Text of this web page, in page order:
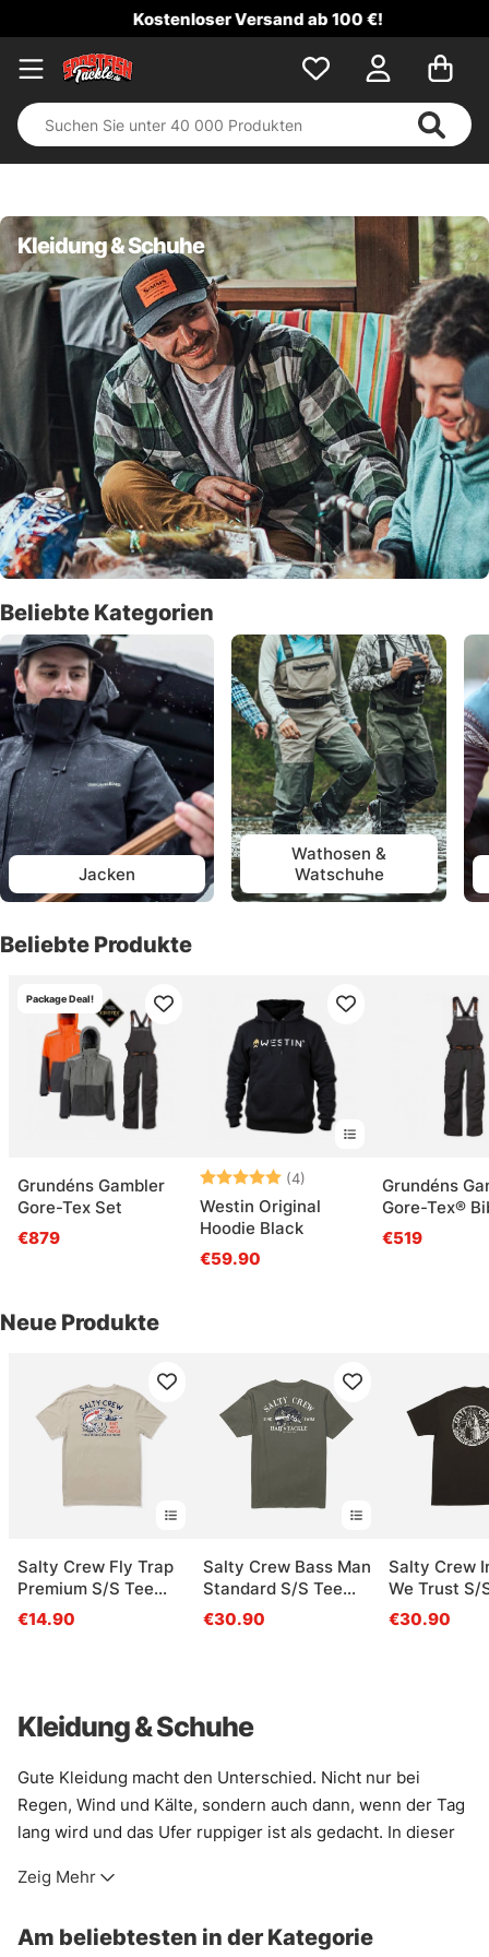
Kostenloser Versand ab 100 €!
Kleidung & Schuhe
Beliebte Kategorien
Jacken
Wathosen &
Watschuhe
Beliebte Produkte
Package Deal!
Grundéns Gambler
Gore-Tex Set
€879
Bewertung:(4)
5.0 von 5 Sternen
Westin Original
Hoodie Black
€59.90
Grundéns
Gore-Tex®
Anchor
€519
Neue Produkte
Salty Crew Fly Trap
Premium S/S Tee
Moonbeam
€14.90
Salty Crew Bass Man
Standard S/S Tee
Dusty Olive
€30.90
Salty Crew
We Trust S/
Black
€30.90
Kleidung & Schuhe
Gute Kleidung macht den Unterschied. Nicht nur bei
Regen, Wind und Kälte, sondern auch dann, wenn der Tag
lang wird und das Ufer ruppiger ist als gedacht. In dieser
Leben draußen: Schichten, die trocken halten, Wärme, die
sie zu bremsen.
Zeig Mehr
Am beliebtesten in der Kategorie